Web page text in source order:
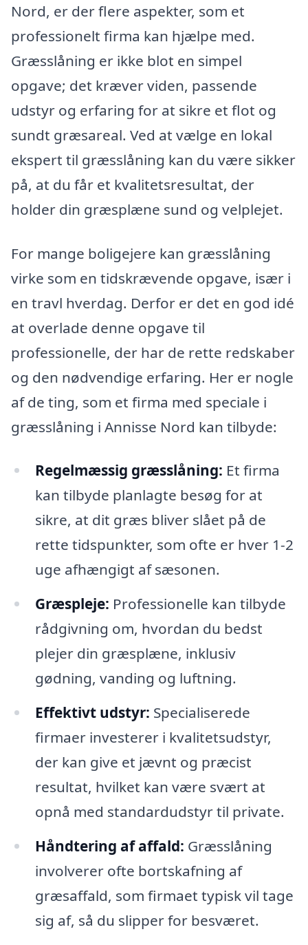
Nord, er der flere aspekter, som et
professionelt firma kan hjælpe med.
Græsslåning er ikke blot en simpel
opgave; det kræver viden, passende
udstyr og erfaring for at sikre et flot og
sundt græsareal. Ved at vælge en lokal
ekspert til græsslåning kan du være sikker
på, at du får et kvalitetsresultat, der
holder din græsplæne sund og velplejet.
For mange boligejere kan græsslåning
virke som en tidskrævende opgave, især i
en travl hverdag. Derfor er det en god idé
at overlade denne opgave til
professionelle, der har de rette redskaber
og den nødvendige erfaring. Her er nogle
af de ting, som et firma med speciale i
græsslåning i Annisse Nord kan tilbyde:
Regelmæssig græsslåning: Et firma
kan tilbyde planlagte besøg for at
sikre, at dit græs bliver slået på de
rette tidspunkter, som ofte er hver 1-2
uge afhængigt af sæsonen.
Græspleje: Professionelle kan tilbyde
rådgivning om, hvordan du bedst
plejer din græsplæne, inklusiv
gødning, vanding og luftning.
Effektivt udstyr: Specialiserede
firmaer investerer i kvalitetsudstyr,
der kan give et jævnt og præcist
resultat, hvilket kan være svært at
opnå med standardudstyr til private.
Håndtering af affald: Græsslåning
involverer ofte bortskafning af
græsaffald, som firmaet typisk vil tage
sig af, så du slipper for besværet.